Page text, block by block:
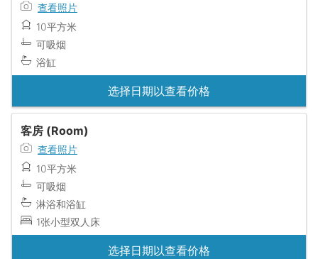
查看照片
10平方米
可吸烟
浴缸
选择日期以查看价格
客房 (Room)
查看照片
10平方米
可吸烟
淋浴和浴缸
1张小型双人床
选择日期以查看价格